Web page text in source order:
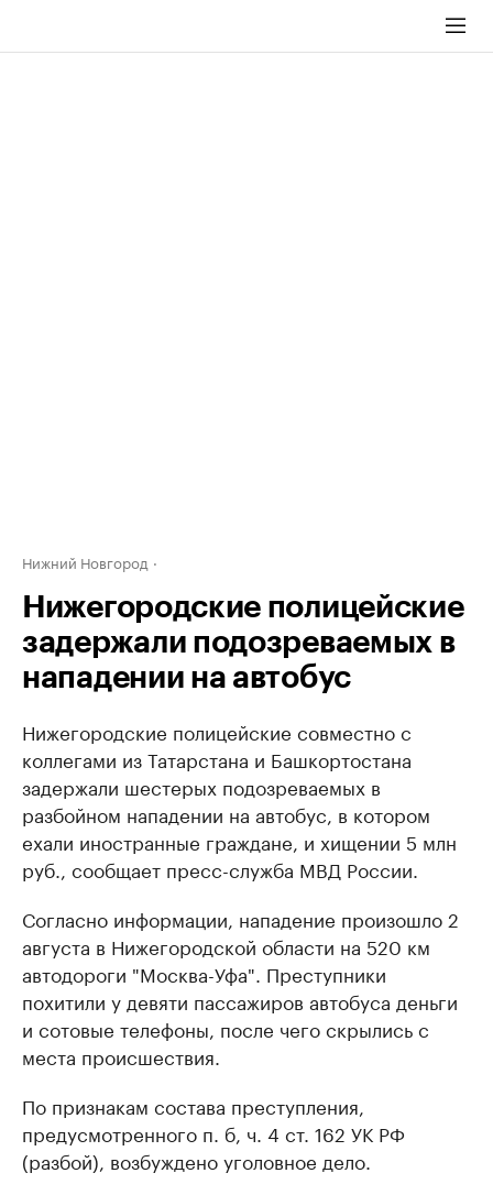
Нижний Новгород
Нижегородские полицейские
задержали подозреваемых в
нападении на автобус
Нижегородские полицейские совместно с
коллегами из Татарстана и Башкортостана
задержали шестерых подозреваемых в
разбойном нападении на автобус, в котором
ехали иностранные граждане, и хищении 5 млн
руб., сообщает пресс-служба МВД России.
Согласно информации, нападение произошло 2
августа в Нижегородской области на 520 км
автодороги "Москва-Уфа". Преступники
похитили у девяти пассажиров автобуса деньги
и сотовые телефоны, после чего скрылись с
места происшествия.
По признакам состава преступления,
предусмотренного п. б, ч. 4 ст. 162 УК РФ
(разбой), возбуждено уголовное дело.